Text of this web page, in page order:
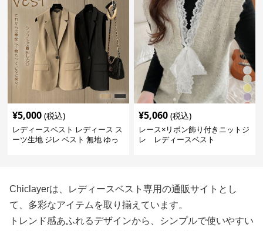
¥5,000 (税込)
レディースベスト レディース ス
ーツ生地 ジレ ベスト 無地 ゆっ
¥5,060 (税込)
レース×リボン飾り付きニットジ
レ レディースベスト
Chiclayerは、レディースベスト専用の通販サイトとし
て、多彩なアイテムを取り揃えています。
トレンド感あふれるデザインから、シンプルで使いやすい